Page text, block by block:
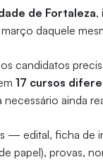
de Fortaleza,
daquele
candidatos
17 cursos
necessário ainda
— edital, ficha de
papel), provas,